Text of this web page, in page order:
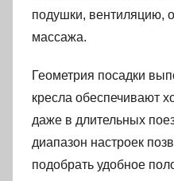
подушки, вентиляцию,
массажа.
Геометрия посадки
кресла обеспечивают
даже в длительных
диапазон настроек
подобрать удобное